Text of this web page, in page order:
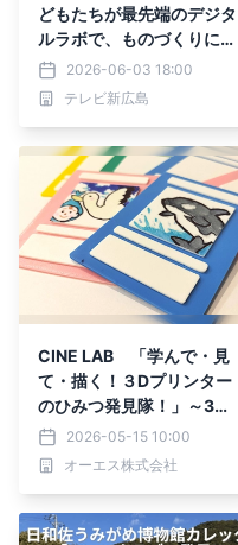
どもたちが最先端のデジタ
ルラボで、ものづくりに挑
戦「わんぱく自由研究」の
参加小学生を募集
2026-06-03 18:00
テレビ新広島
CINE LAB 「学んで・見
て・描く！３Dプリンター
のひみつ発見隊！」～3D
プリンター製カードにオリ
ジナルキャラクターをデザ
インしよう～ワークショッ
2026-05-15 10:00
オーエス株式会社